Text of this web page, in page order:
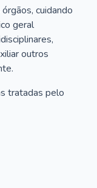
cuidando
geral
outros
tratadas pelo